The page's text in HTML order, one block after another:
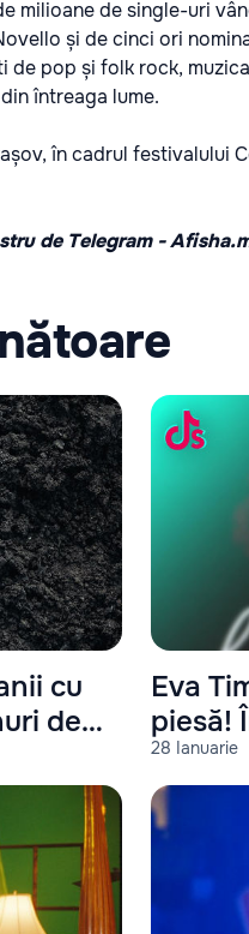
milioane de single-uri
și de cinci ori
pop și folk rock,
întreaga lume.
în cadrul festivalului
de Telegram -
cu
de
28 Ianuarie
Eva
piesă!
a